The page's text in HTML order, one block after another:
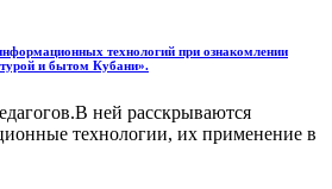
технологий при ознакомлении
и бытом Кубани».
ней расскрываются
технологии, их применение в